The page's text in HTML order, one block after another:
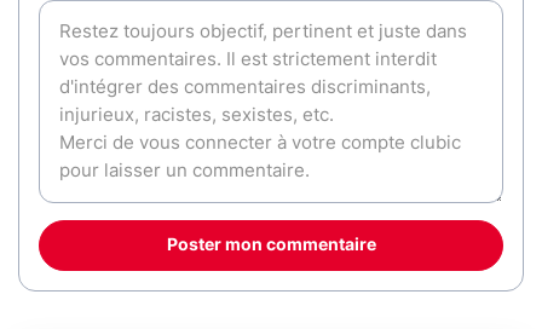
Poster mon commentaire